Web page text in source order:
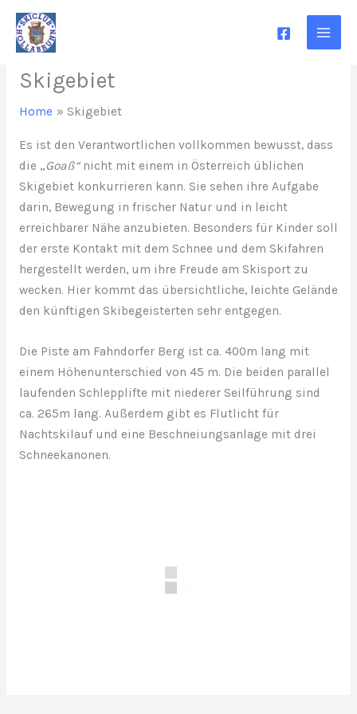
Skip
content
Skigebiet
Home Skigebiet
Es ist den Verantwortlichen vollkommen bewusst, dass
die „Goaß“nicht mit einem in Österreich üblichen
Skigebiet konkurrieren kann. Sie sehen ihre Aufgabe
darin, Bewegung in frischer Natur und in leicht
erreichbarer Nähe anzubieten. Besonders für Kinder soll
der erste Kontakt mit dem Schnee und dem Skifahren
hergestellt werden, um ihre Freude am Skisport zu
wecken. Hier kommt das übersichtliche, leichte Gelände
den künftigen Skibegeisterten sehr entgegen.
Die Piste am Fahndorfer Berg ist ca. 400m lang mit
einem Höhenunterschied von 45 m. Die beiden parallel
laufenden Schlepplifte mit niederer Seilführung sind
ca. 265m lang. Außerdem gibt es Flutlicht für
Nachtskilauf und eine Beschneiungsanlage mit drei
Schneekanonen.